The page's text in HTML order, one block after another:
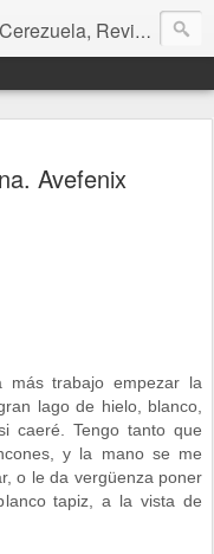
artes. Tu voz en Internet, Cultura, Literatura, Revista, Fotografías, Audio, Entrevistas, Arte, Ajedrez, Lecturas
Avefenix
más trabajo empezar la
lago de hielo, blanco,
caeré. Tengo tanto que
y la mano se me
o le da vergüenza poner
tapiz, a la vista de